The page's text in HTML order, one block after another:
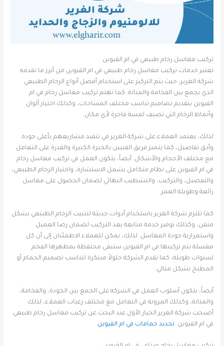
تركيب مغاسل رخام طبيعي في ام القيوين
تعتبر خدمات تركيب مغاسل رخام طبيعي في ام القيوين من أبرز ما تقدمه
شركة الغرير، حيث يتم التركيز على استخدام أفضل أنواع الرخام الطبيعي
الذي يجمع بين الفخامة والمتانة. كما تهتم تركيب مغاسل رخام في ام
القيوين بتقديم تصاميم تناسب مختلف المساحات، وكذلك اختيار ألوان
وأنماط الرخام التي تضيف لمسة فاخرة لأي مكان.
لذلك، يعتمد العملاء على شركة الغرير في تنفيذ مشاريعهم بأعلى جودة
وأدق تفاصيل، كما يتميز فريق الفنيين بالخبرة الكبيرة والقدرة على التعامل
مع مختلف الأحجام والأشكال. أيضاً، يتكون العمل في تركيب مغاسل رخام
في ام القيوين على نظام متكامل يشمل الاستشارة، واختيار الرخام الطبيعي،
والتفصيل، والتركيب، والتشطيب النهائي لضمان الحصول على مغاسل
رائعة وطويلة العمر.
كما تلتزم شركة الغرير باستخدام أدوات حديثة لتثبيت الرخام الطبيعي بشكل
متقن، وكذلك توفير خدمة متابعة بعد التركيب لضمان رضا العميل
واستمرارية جودة المغاسل. لذلك، يمكن للعملاء الاطمئنان إلى أن كل
مغسلة يتم تركيبها في ام القيوين ستبقى محتفظة بمظهرها الفخم
لسنوات طويلة، كما تقدم الشركة حلولاً مبتكرة لتناسب تصميم الحمام أو
المطبخ بشكل مثالي.
أيضاً، يتكون أسلوب العمل في الشركة على الجمع بين الجودة، والفخامة،
والمتانة، وكذلك المرونة في التعامل مع مختلف رغبات العملاء، لذلك
أصبحت شركة الغرير الخيار الأول عند البحث عن تركيب مغاسل رخام طبيعي
في ام القيوين. تجديد حمامات في ام القيوين